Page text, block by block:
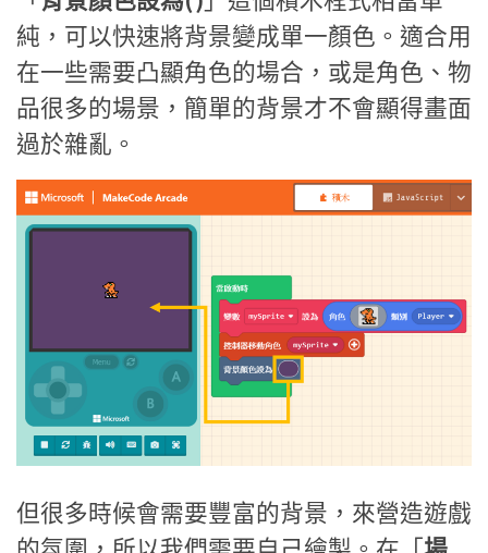
純，可以快速將背景變成單一顏色。適合用
在一些需要凸顯角色的場合，或是角色、物
品很多的場景，簡單的背景才不會顯得畫面
過於雜亂。
但很多時候會需要豐富的背景，來營造遊戲